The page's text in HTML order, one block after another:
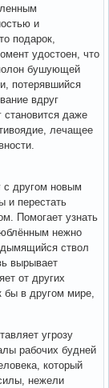
и
подарок,
удостоен, что
бушующей
потерявшийся
вдруг
становится даже
лечащее
с другом новым
и перестать
Помогает узнать
нежно
дымящийся ствол
вырывает
от других
бы в другом мире,
угрозу
рабочих будней
который
нежели